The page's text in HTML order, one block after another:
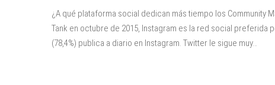
¿A qué plataforma social dedican más tiempo los Community
Tank en octubre de 2015, Instagram es la red social preferida
(78,4%) publica a diario en Instagram. Twitter le sigue muy…